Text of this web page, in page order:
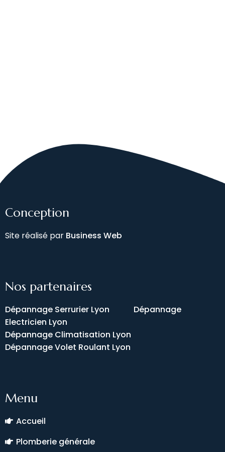
Conception
Site réalisé par Business Web
Nos partenaires
Dépannage Serrurier Lyon Dépannage
Electricien Lyon
Dépannage Climatisation Lyon
Dépannage Volet Roulant Lyon
Menu
Accueil
Plomberie générale